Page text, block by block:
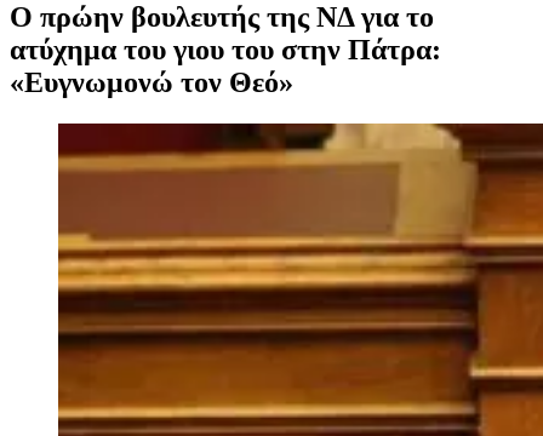
O πρώην βουλευτής της ΝΔ για το
ατύχημα του γιου του στην Πάτρα:
«Ευγνωμονώ τον Θεό»